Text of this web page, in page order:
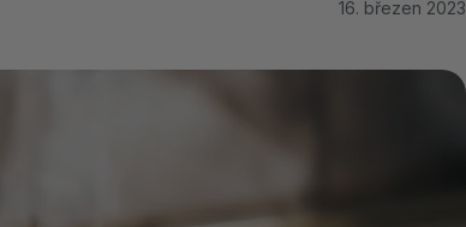
16. březen 2023